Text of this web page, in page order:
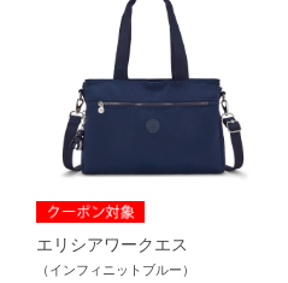
エリシアワークエス
（インフィニットブルー）